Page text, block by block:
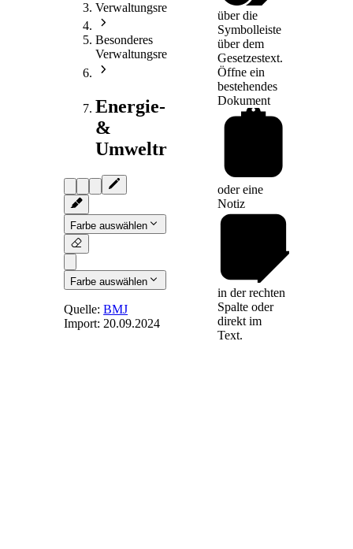
Verwaltungsrecht
Besonderes
Verwaltungsrecht
Energie-
&
Umweltrecht
Farbe auswählen
Farbe auswählen
Quelle:BMJ
Import:20.09.2024
über die
Symbolleiste
über dem
Gesetzestext.
Öffne ein
bestehendes
Dokument
oder eine
Notiz
in der rechten
Spalte oder
direkt im
Text.